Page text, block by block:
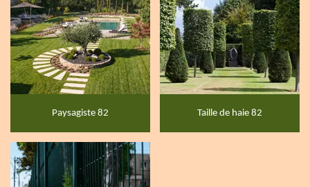
Paysagiste 82 Taille de haie 82